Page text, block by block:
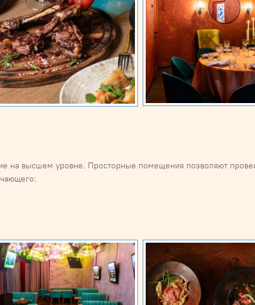
на высшем уровне. Просторные помещения позволяют